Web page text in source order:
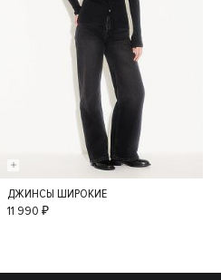
36
ДЖИНСЫ ШИРОКИЕ
11 990 ₽